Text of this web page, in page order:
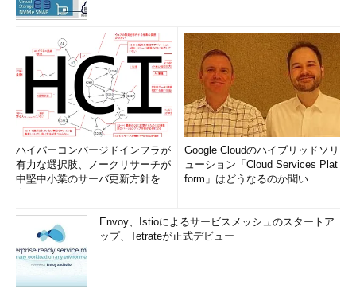
ハイパーコンバージドインフラが
有力な選択肢、ノークリサーチが
中堅中小業のサーバ更新方針を調
Google Cloudのハイブリッドソリ
ューション「Cloud Services Plat
form」はどうなるのか聞い...
Envoy、Istioによるサービスメッシュのスタートア
ップ、Tetrateが正式デビュー